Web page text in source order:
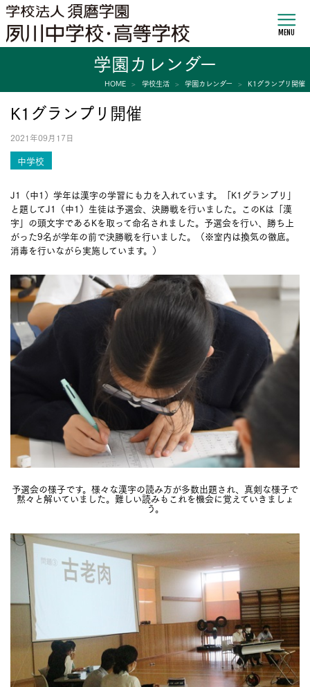
MENU
学園カレンダー
HOME 学校生活 学園カレンダー K1グランプリ開催
K1グランプリ開催
2021年09月17日
中学校
J1（中1）学年は漢字の学習にも力を入れています。「K1グランプリ」
と題してJ1（中1）生徒は予選会、決勝戦を行いました。このKは「漢
字」の頭文字であるKを取って命名されました。予選会を行い、勝ち上
がった9名が学年の前で決勝戦を行いました。（※室内は換気の徹底。
消毒を行いながら実施しています。）
予選会の様子です。様々な漢字の読み方が多数出題され、真剣な様子で
黙々と解いていました。難しい読みもこれを機会に覚えていきましょ
う。